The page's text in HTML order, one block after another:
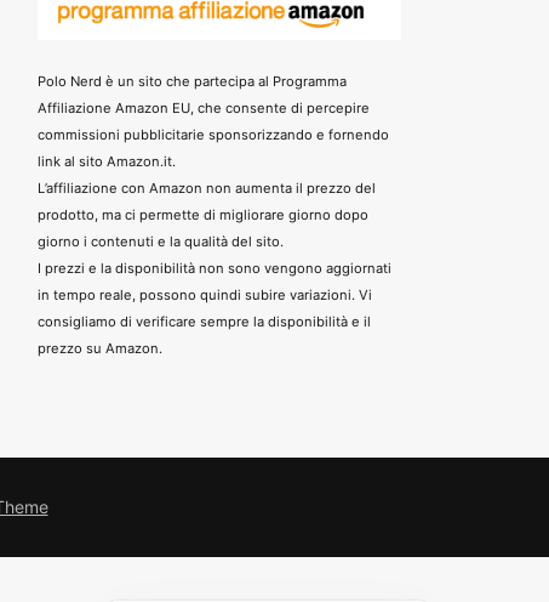
Polo Nerd è un sito che partecipa al Programma
Affiliazione Amazon EU, che consente di percepire
commissioni pubblicitarie sponsorizzando e fornendo
link al sito Amazon.it.
L’affiliazione con Amazon non aumenta il prezzo del
prodotto, ma ci permette di migliorare giorno dopo
giorno i contenuti e la qualità del sito.
I prezzi e la disponibilità non sono vengono aggiornati
in tempo reale, possono quindi subire variazioni. Vi
consigliamo di verificare sempre la disponibilità e il
prezzo su Amazon.